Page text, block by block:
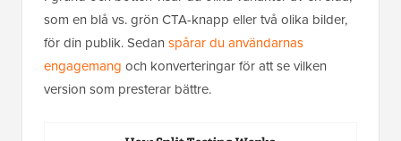
som en blå vs. grön CTA-knapp eller två olika bilder,
för din publik. Sedan spårar du användarnas
engagemang och konverteringar för att se vilken
version som presterar bättre.